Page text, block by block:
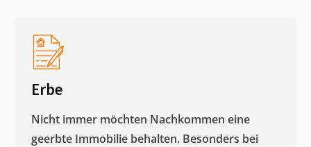
Erbe
Nicht immer möchten Nachkommen eine
geerbte Immobilie behalten. Besonders bei